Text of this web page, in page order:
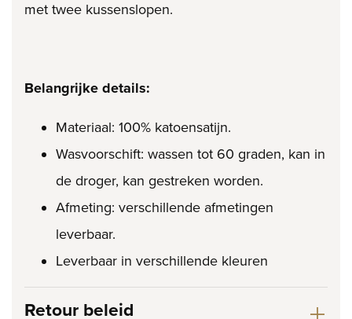
met twee kussenslopen.
Belangrijke details:
Materiaal: 100% katoensatijn.
Wasvoorschift: wassen tot 60 graden, kan in
de droger, kan gestreken worden.
Afmeting: verschillende afmetingen
leverbaar.
Leverbaar in verschillende kleuren
Retour beleid